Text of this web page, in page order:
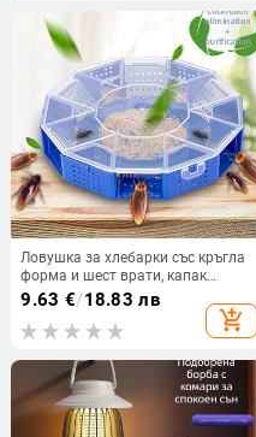
Ловушка за хлебарки със кръгла
форма и шест врати, капак
щракващ, механично уловно
устройство за домакинство Ling
feng
9.63 €/18.83 лв
add_shopping_cart